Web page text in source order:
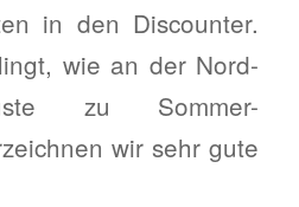
in den Discounter.
wie an der Nord-
zu Sommer-
wir sehr gute